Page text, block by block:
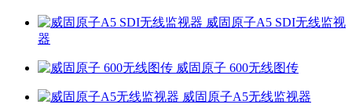
威固原子A5 SDI无线监视
器
威固原子 600无线图传
威固原子A5无线监视器